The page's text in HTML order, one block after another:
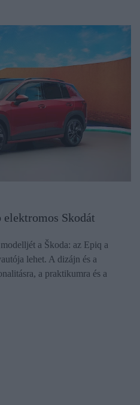
Skodát
a Škoda: az Epiq a
lehet. A dizájn és a
a praktikumra és a